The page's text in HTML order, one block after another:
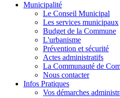
Municipalité
Le Conseil Municipal
Les services municipaux
Budget de la Commune
L'urbanisme
Prévention et sécurité
Actes administratifs
La Communauté de
Nous contacter
Infos Pratiques
Vos démarches